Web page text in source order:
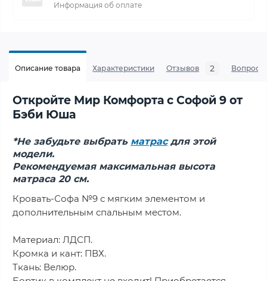
Информация об оплате
Описание товара Характеристики Отзывов 2 Вопросы
Откройте Мир Комфорта с Софой 9 от
Бэби Юша
*Не забудьте выбрать матрасдля этой
модели.
Рекомендуемая максимальная высота
матраса 20 см.
Кровать-Софа №9 с мягким элементом и
дополнительным спальным местом.
Материал: ЛДСП.
Кромка и кант: ПВХ.
Ткань: Велюр.